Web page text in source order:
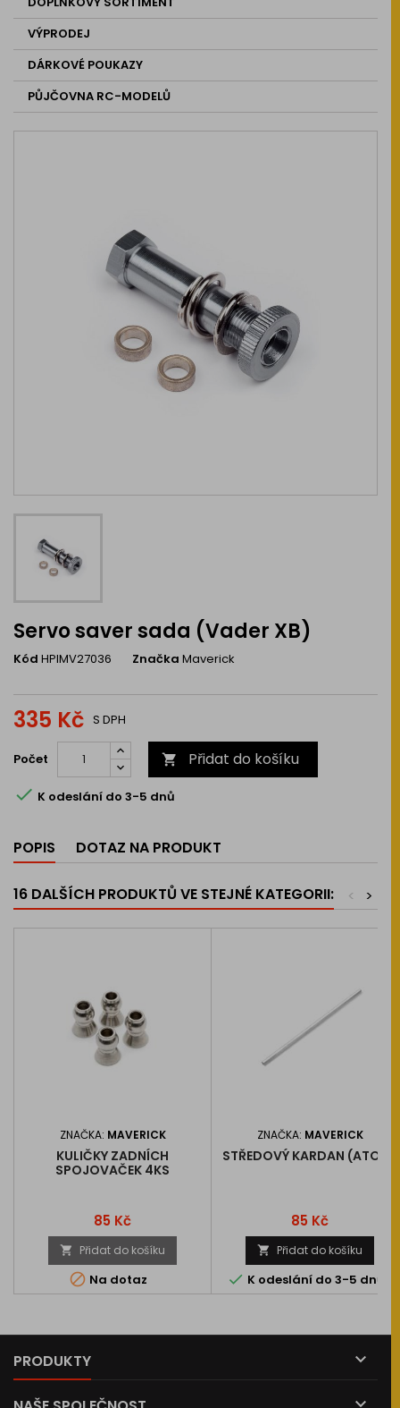
VÝPRODEJ
DÁRKOVÉ POUKAZY
PŮJČOVNA RC-MODELŮ
Servo saver sada (Vader XB)
Kód HPIMV27036 Značka Maverick
335 Kč S DPH
Počet  Přidat do košíku
 K odeslání do 3-5 dnů
POPIS DOTAZ NA PRODUKT
16 DALŠÍCH PRODUKTŮ VE STEJNÉ KATEGORII: >
<
ZNAČKA: MAVERICK
KULIČKY ZADNÍCH
SPOJOVAČEK 4KS
Cena
85 Kč
 Přidat do košíku
 Na dotaz
ZNAČKA: MAVERICK
STŘEDOVÝ KARDAN (ATOM)
Cena
85 Kč
 Přidat do košíku
 K odeslání do 3-5 dnů
PRODUKTY 